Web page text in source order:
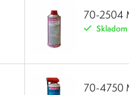
70-2504
Skladom
70-4750